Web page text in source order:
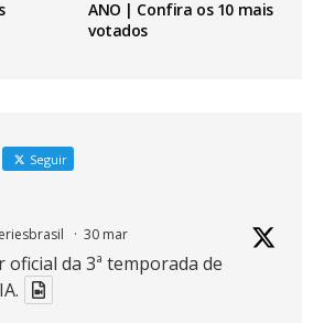
ANO | Confira os 10 mais
votados
Seguir
· 30 mar
oficial da 3ª temporada de